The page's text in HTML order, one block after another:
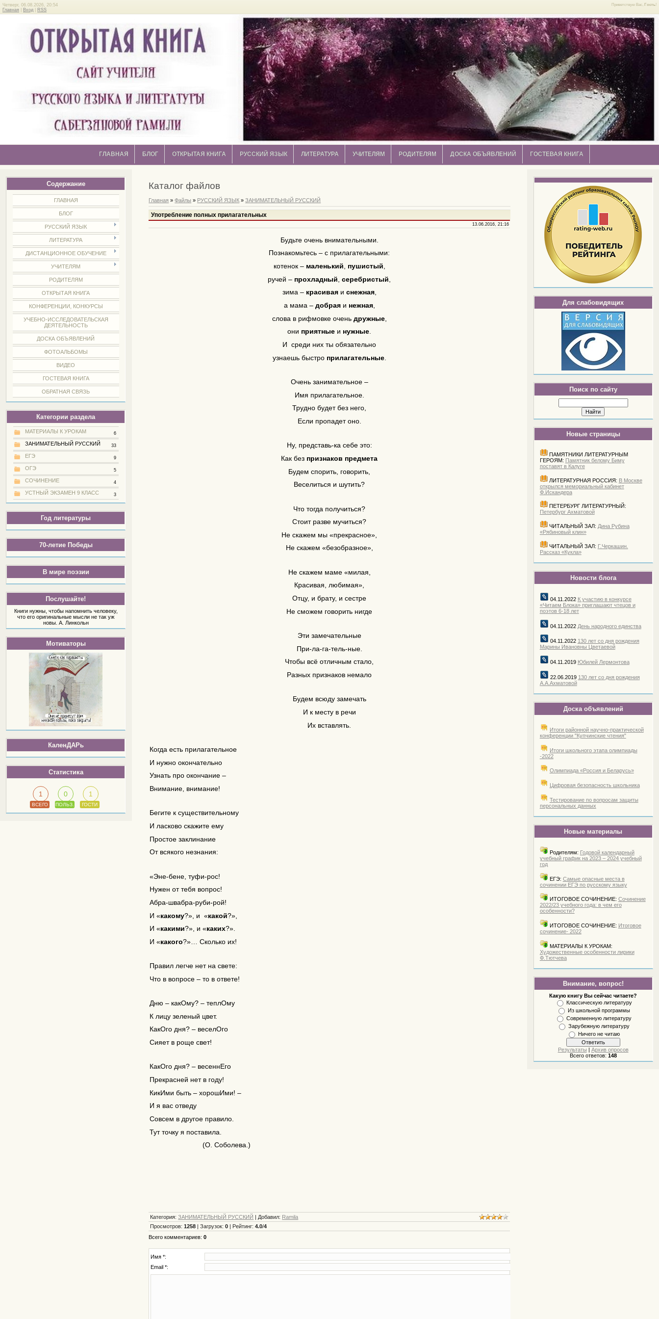
Приветствую Вас, Гость!
Четверг, 06.08.2026, 20:54
Главная
Вход RSS
ГЛАВНАЯ БЛОГ ОТКРЫТАЯ КНИГА РУССКИЙ ЯЗЫК ЛИТЕРАТУРА УЧИТЕЛЯМ РОДИТЕЛЯМ ДОСКА ОБЪЯВЛЕНИЙ ГОСТЕВАЯ КНИГА
Содержание
ГЛАВНАЯ
БЛОГ
РУССКИЙ ЯЗЫК
ЛИТЕРАТУРА
ДИСТАНЦИОННОЕ ОБУЧЕНИЕ
УЧИТЕЛЯМ
РОДИТЕЛЯМ
ОТКРЫТАЯ КНИГА
КОНФЕРЕНЦИИ, КОНКУРСЫ
УЧЕБНО-ИССЛЕДОВАТЕЛЬСКАЯ
ДЕЯТЕЛЬНОСТЬ
ДОСКА ОБЪЯВЛЕНИЙ
ФОТОАЛЬБОМЫ
ВИДЕО
ГОСТЕВАЯ КНИГА
ОБРАТНАЯ СВЯЗЬ
Категории раздела
МАТЕРИАЛЫ К УРОКАМ 6
ЗАНИМАТЕЛЬНЫЙ РУССКИЙ 33
ЕГЭ 9
ОГЭ 5
СОЧИНЕНИЕ 4
УСТНЫЙ ЭКЗАМЕН 9 КЛАСС 3
Год литературы
70-летие Победы
В мире поэзии
Послушайте!
Книги нужны, чтобы напомнить человеку,
что его оригинальные мысли не так уж
новы. А. Линкольн
Мотиваторы
КаленДАРь
Статистика
1
ВСЕГО
0
ПОЛЬЗ.
1
ГОСТИ
Для слабовидящих
Поиск по сайту
Новые страницы
ПАМЯТНИКИ ЛИТЕРАТУРНЫМ
ГЕРОЯМ: Памятник белому Биму
поставят в Калуге
ЛИТЕРАТУРНАЯ РОССИЯ: В Москве
открылся мемориальный кабинет
Ф.Искандера
ПЕТЕРБУРГ ЛИТЕРАТУРНЫЙ:
Петербург Ахматовой
ЧИТАЛЬНЫЙ ЗАЛ: Дина Рубина
«Рябиновый клин»
ЧИТАЛЬНЫЙ ЗАЛ: Г.Черкашин.
Рассказ «Кукла»
Новости блога
04.11.2022 К участию в конкурсе
«Читаем Блока» приглашают чтецов и
поэтов 6-18 лет
04.11.2022 День народного единства
04.11.2022 130 лет со дня рождения
Марины Ивановны Цветаевой
04.11.2019 Юбилей Лермонтова
22.06.2019 130 лет со дня рождения
А.А.Ахматовой
Доска объявлений
Итоги районной научно-практической
конференции "Купчинские чтения"
Итоги школьного этапа олимпиады
-2022
Олимпиада «Россия и Беларусь»
Цифровая безопасность школьника
Тестирование по вопросам защиты
персональных данных
Новые материалы
Родителям: Годовой календарный
учебный график на 2023 – 2024 учебный
год
ЕГЭ: Самые опасные места в
сочинении ЕГЭ по русскому языку
ИТОГОВОЕ СОЧИНЕНИЕ: Сочинение
2022/23 учебного года: в чем его
особенности?
ИТОГОВОЕ СОЧИНЕНИЕ: Итоговое
сочинение- 2022
МАТЕРИАЛЫ К УРОКАМ:
Художественные особенности лирики
Ф.Тютчева
Внимание, вопрос!
Какую книгу Вы сейчас читаете?
Классическую литературу
Из школьной программы
Современную литературу
Зарубежную литературу
Ничего не читаю
Результаты | Архив опросов
Всего ответов: 148
Каталог файлов
Главная »Файлы » РУССКИЙ ЯЗЫК »ЗАНИМАТЕЛЬНЫЙ РУССКИЙ
Употребление полных прилагательных
13.06.2016, 21:16
Будьте очень внимательными.
Познакомьтесь – с прилагательными:
котенок – маленький пушистый
ручей – прохладный ,серебристый
зима – красиваяи снежная,
а мама – добрая и нежная,
слова в рифмовке очень дружные,
они приятные и нужные.
И среди них ты обязательно
узнаешь быстро прилагательные.
Очень занимательное –
Имя прилагательное.
Трудно будет без него,
Если пропадет оно.
Ну, представь-ка себе это:
Как без признаков предмета
Будем спорить, говорить,
Веселиться и шутить?
Что тогда получиться?
Стоит разве мучиться?
Не скажем мы «прекрасное»,
Не скажем «безобразное»,
Не скажем маме «милая,
Красивая, любимая»,
Отцу, и брату, и сестре
Не сможем говорить нигде
Эти замечательные
При-ла-га-тель-ные.
Чтобы всё отличным стало,
Разных признаков немало
Будем всюду замечать
И к месту в речи
Их вставлять.
Когда есть прилагательное
И нужно окончательно
Узнать про окончание –
Внимание, внимание!
Бегите к существительному
И ласково скажите ему
Простое заклинание
От всякого незнания:
«Эне-бене, туфи-рос!
Нужен от тебя вопрос!
Абра-швабра-руби-рой!
И «какому?», и «какой?»,
И «какими?», и «каких?».
И «какого?»… Сколько их!
Правил легче нет на свете:
Что в вопросе – то в ответе!
Дню – какОму? – теплОму
К лицу зеленый цвет.
КакОго дня? – веселОго
Сияет в роще свет!
КакОго дня? – весеннЕго
Прекрасней нет в году!
КикИми быть – хорошИми! –
И я вас отведу
Совсем в другое правило.
Тут точку я поставила.
(О. Соболева.)
Категория:ЗАНИМАТЕЛЬНЫЙ РУССКИЙ | Добавил: Ramila
Просмотров:1258 |Загрузок:0 | Рейтинг:4.0/4
Всего комментариев:0
Имя *:
Email *: